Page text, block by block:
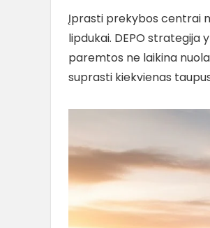
Įprasti prekybos centrai
lipdukai. DEPO strategija
paremtos ne laikina
suprasti kiekvienas